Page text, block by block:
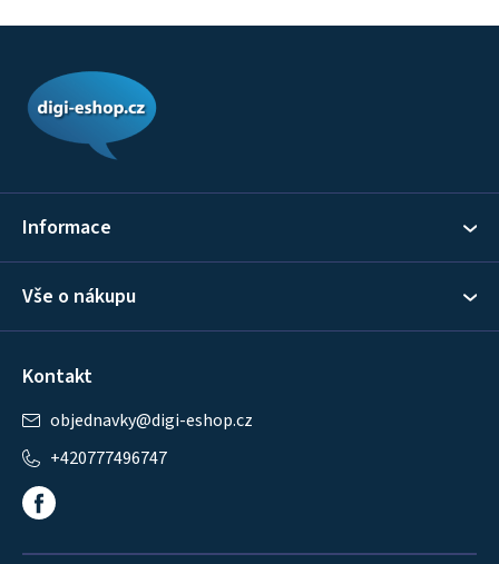
Informace
Vše o nákupu
Kontakt
objednavky@digi-eshop.cz
+420777496747